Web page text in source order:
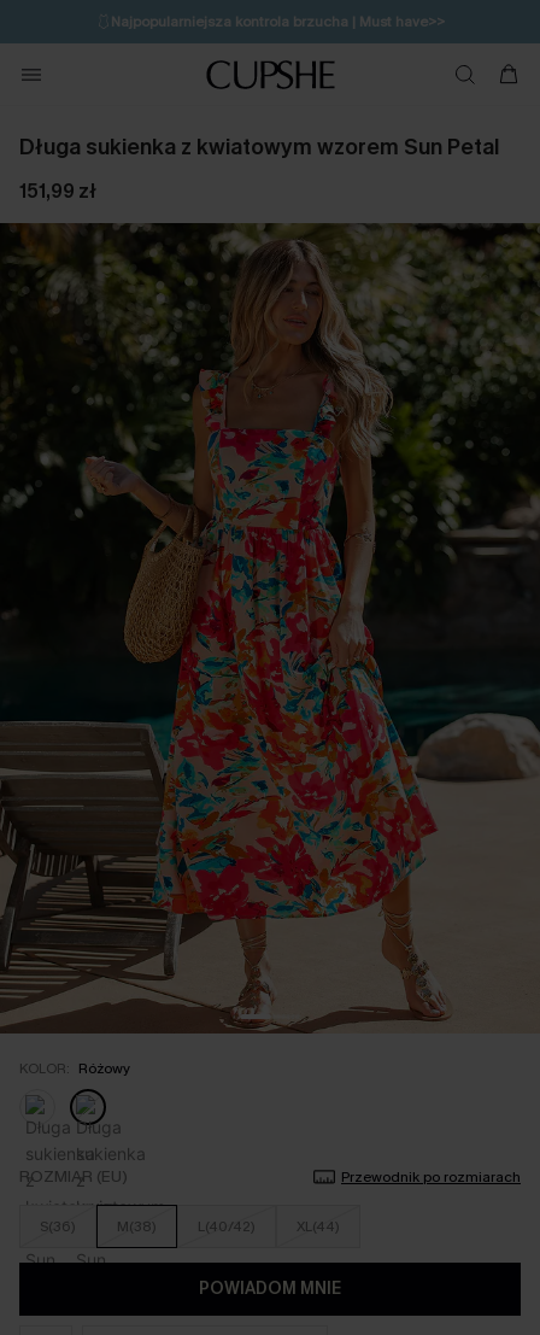
🩱Najpopularniejsza kontrola brzucha | Must have>>
🔥OSTATNIA SZANSA | Do 50% rabatu>>
💌Zapisz się i zyskaj do 20% rabatu>>
Długa sukienka z kwiatowym wzorem Sun Petal
151,99 zł
KOLOR: Różowy
ROZMIAR (EU) Przewodnik po rozmiarach
S(36) M(38) L(40/42) XL(44)
POWIADOM MNIE